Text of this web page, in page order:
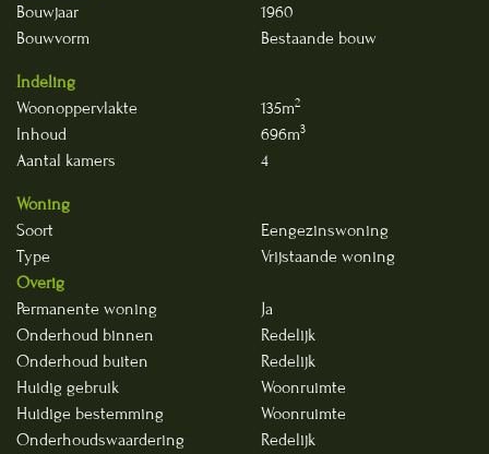
Bouwjaar
1960
Bouwvorm
Bestaande bouw
Indeling
Woonoppervlakte
135m2
Inhoud 696m3
Aantal kamers 4
Woning
Soort
Eengezinswoning
Type
Vrijstaande woning
Overig
Permanente woning
Ja
Onderhoud binnen
Redelijk
Onderhoud buiten
Redelijk
Huidig gebruik
Woonruimte
Huidige bestemming
Woonruimte
Onderhoudswaardering
Redelijk